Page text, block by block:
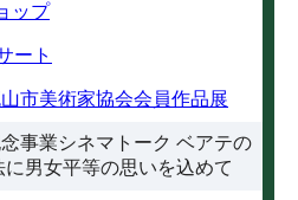
ップ
ート
市美術家協会会員作品展
事業シネマトーク ベアテの
男女平等の思いを込めて